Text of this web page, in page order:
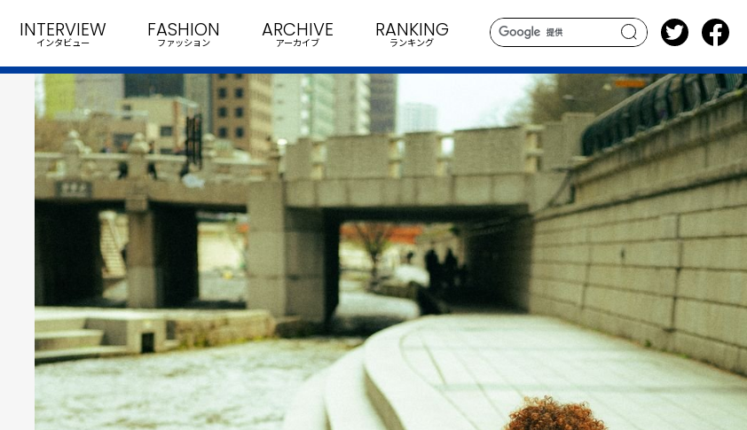
search
INTERVIEW
インタビュー
FASHION
ファッション
ARCHIVE
アーカイブ
RANKING
ランキング